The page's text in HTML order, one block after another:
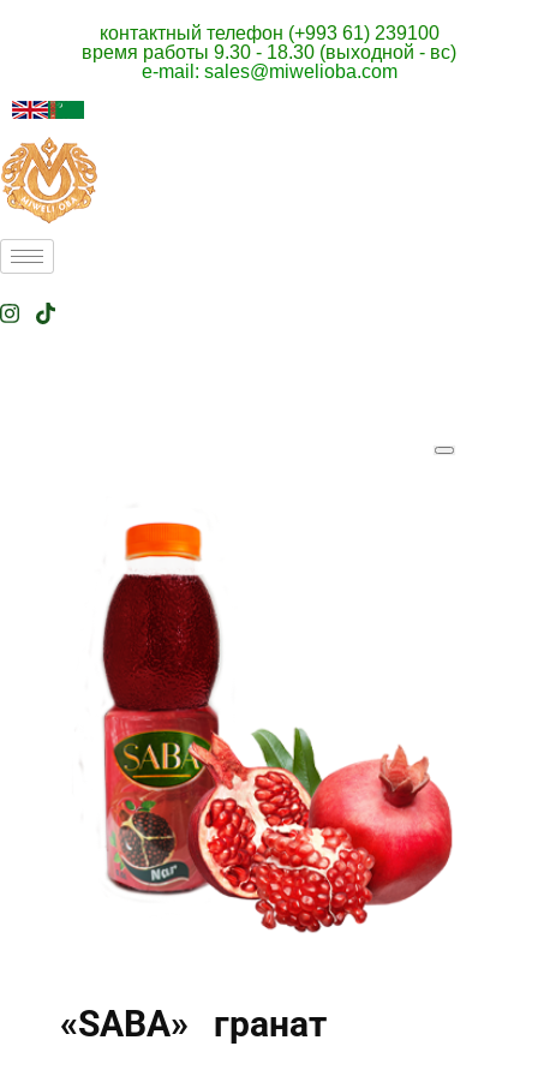
контактный телефон (+993 61) 239100
время работы 9.30 - 18.30 (выходной - вс)
e-mail: sales@miwelioba.com
«SABA» гранат